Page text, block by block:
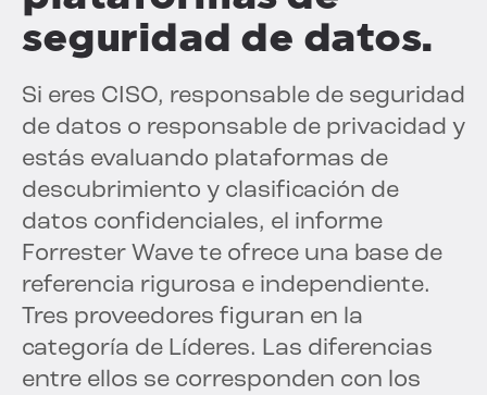
seguridad de datos.
Si eres CISO, responsable de seguridad
de datos o responsable de privacidad y
estás evaluando plataformas de
descubrimiento y clasificación de
datos confidenciales, el informe
Forrester Wave te ofrece una base de
referencia rigurosa e independiente.
Tres proveedores figuran en la
categoría de Líderes. Las diferencias
entre ellos se corresponden con los